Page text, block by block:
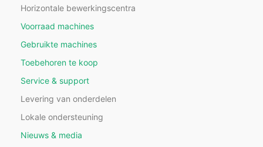
Horizontale bewerkingscentra
Voorraad machines
Gebruikte machines
Toebehoren te koop
Service & support
Levering van onderdelen
Lokale ondersteuning
Nieuws & media